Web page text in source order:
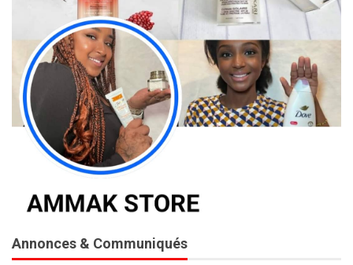
Annonces & Communiqués